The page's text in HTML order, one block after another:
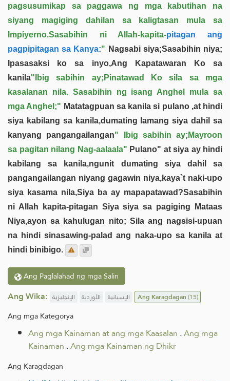
pagsusumikap sa paggawa ng mga kabutihan na
siyang magiging dahilan sa kaligtasan mula sa
Impiyerno.Sasabihin ni Allah-kapita-pitagan ang
pagpipitagan sa Kanya:" Nagsabi siya;Sasabihin niya;
Ipasasaksi ko sa inyo,Ang Kapatawaran Ko sa
kanila"Ibig sabihin ay;Pinatawad Ko sila sa mga
kasalanan nila. Sasabihin ng isang Anghel mula sa
mga Anghel;" Matatagpuan sa kanila si pulano ,at hindi
siya kabilang sa kanila,dumating lamang siya dahil sa
kanyang pangangailangan" Ibig sabihin ay;Mayroon
sa pagitan nilang Nag-aalaala" Pulano" at siya ay hindi
kabilang sa kanila,ngunit dumating siya dahil sa
pangangailangan niyang gagawin niya,kaya`t naki-upo
siya kasama nila,Siya ba ay mapapatawad?Sasabihin
ni Allah kapita-pitagan Siya siya sa pagiging Mataas
Niya,ayon sa kahulugan nito; Sila ang nagsisi-upuan
na hindi sinasawing-palad ang naka-upo sa kanila at
hindi binibigo.
Ang Paglalahad ng mga Salin
Ang Wika: الإنجليزية الأوردية الإسبانية Ang Karagdagan(15)
Ang mga Kategorya
Ang mga Kainaman at ang mga Kaasalan .Ang mga
Kainaman .Ang mga Kainaman ng Dhikr
Ang Karagdagan